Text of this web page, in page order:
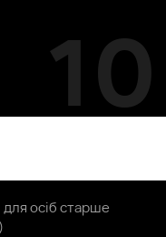
10
осіб старше